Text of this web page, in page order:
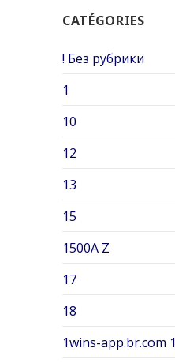
r
h
r
CATÉGORIES
! Без рубрики
1
10
12
13
15
1500A Z
17
18
1wins-app.br.com 1